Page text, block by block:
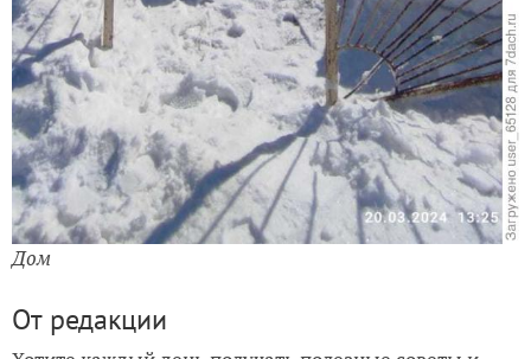
Дом
От редакции